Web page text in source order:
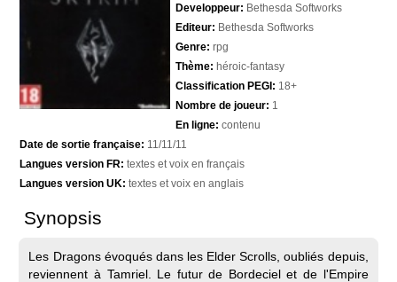
Developpeur: Bethesda Softworks
Editeur: Bethesda Softworks
Genre: rpg
Thème: héroic-fantasy
Classification PEGI: 18+
Nombre de joueur: 1
En ligne: contenu
Date de sortie française: 11/11/11
Langues version FR: textes et voix en français
Langues version UK: textes et voix en anglais
Synopsis
Les Dragons évoqués dans les Elder Scrolls, oubliés depuis,
reviennent à Tamriel. Le futur de Bordeciel et de l'Empire